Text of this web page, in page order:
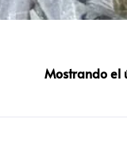
Mostrando el